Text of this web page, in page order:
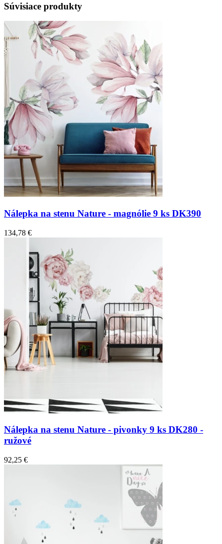
Súvisiace produkty
Nálepka na stenu Nature - magnólie 9 ks DK390
134,78 €
Nálepka na stenu Nature - pivonky 9 ks DK280 -
ružové
92,25 €